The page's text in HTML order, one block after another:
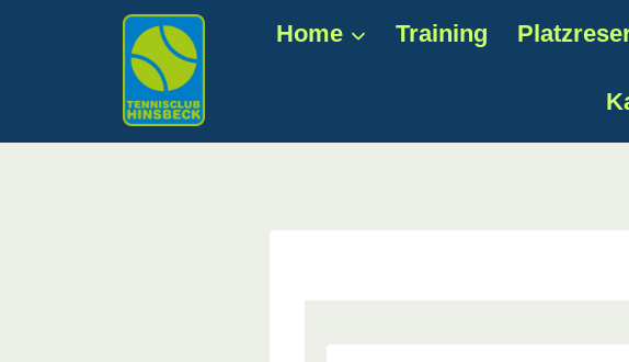
Home Training